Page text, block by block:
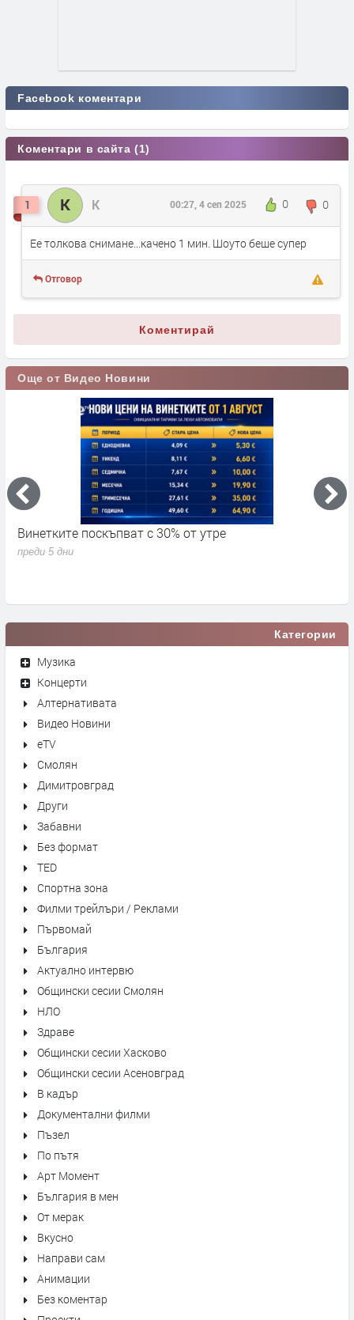
Facebook коментари
Коментари в сайта (1)
1 К К 0 0
00:27, 4 сеп 2025
Ее толкова снимане...качено 1 мин. Шоуто беше супер
Отговор
Коментирай
Още от Видео Новини
Винетките поскъпват с 30% от утре
преди 5 дни
Категории
Музика
Концерти
Алтернативата
Видео Новини
eTV
Смолян
Димитровград
Други
Забавни
Без формат
TED
Спортна зона
Филми трейлъри / Реклами
Първомай
България
Актуално интервю
Общински сесии Смолян
НЛО
Здраве
Общински сесии Хасково
Общински сесии Асеновград
В кадър
Документални филми
Пъзел
По пътя
Арт Момент
България в мен
От мерак
Вкусно
Направи сам
Анимации
Без коментар